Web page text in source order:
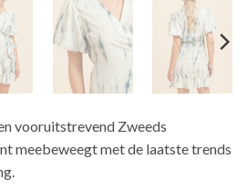
vooruitstrevend Zweeds
meebeweegt met de laatste trends